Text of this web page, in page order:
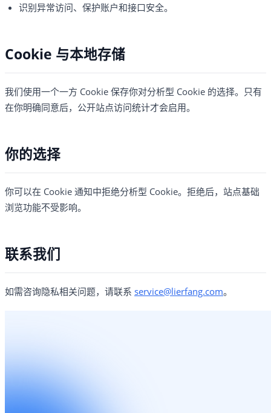
识别异常访问、保护账户和接口安全。
Cookie 与本地存储
我们使用一个一方 Cookie 保存你对分析型 Cookie 的选择。只有
在你明确同意后，公开站点访问统计才会启用。
你的选择
你可以在 Cookie 通知中拒绝分析型 Cookie。拒绝后，站点基础
浏览功能不受影响。
联系我们
如需咨询隐私相关问题，请联系 service@lierfang.com。